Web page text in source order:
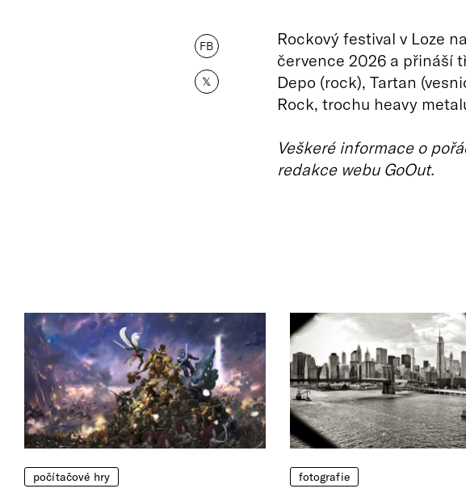
FB
𝕏
Rockový festival v Loze
července 2026 a přináší
Depo (rock), Tartan
Rock, trochu heavy
Veškeré informace o
redakce webu GoOut.
počítačové hry fotografie